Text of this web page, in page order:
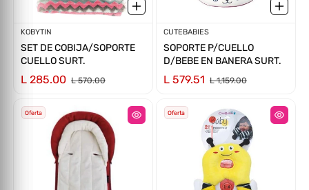
Proveedor:
KOBYTIN
SET DE COBIJA/SOPORTE
CUELLO SURT.
L 285.00 L 570.00
Proveedor:
CUTEBABIES
SOPORTE P/CUELLO
D/BEBE EN BANERA SURT.
L 579.51 L 1,159.00
Oferta Oferta